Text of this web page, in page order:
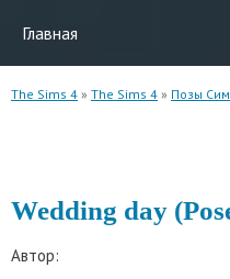
Главная
The Sims 4 » The Sims 4 » Позы
Wedding day
Автор: